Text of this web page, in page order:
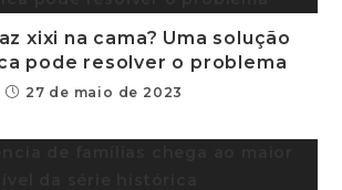
xixi na cama? Uma solução
pode resolver o problema
27 de maio de 2023